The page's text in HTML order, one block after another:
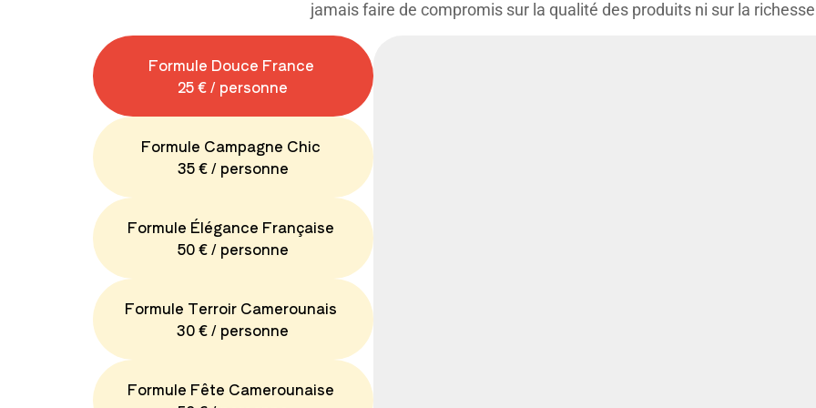
jamais faire de compromis sur la qualité des produits ni sur la
Formule Douce France
25 € / personne
Formule Campagne Chic
35 € / personne
Formule Élégance Française
50 € / personne
Formule Terroir Camerounais
30 € / personne
Formule Fête Camerounaise